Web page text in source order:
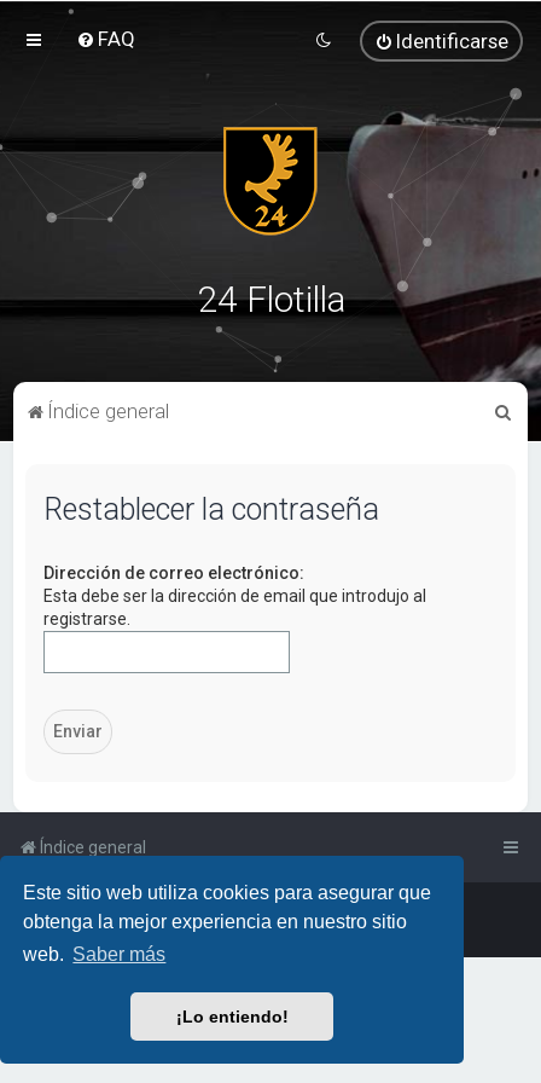
Este sitio web utiliza cookies para asegurar que
obtenga la mejor experiencia en nuestro sitio
web. Saber más
¡Lo entiendo!
FAQ Identificarse
24 Flotilla
Índice general
Restablecer la contraseña
Dirección de correo electrónico:
Esta debe ser la dirección de email que introdujo al
registrarse.
Índice general
Powered by phpBB • Design by
PlanetStyles
Traducción al español porphpBB España